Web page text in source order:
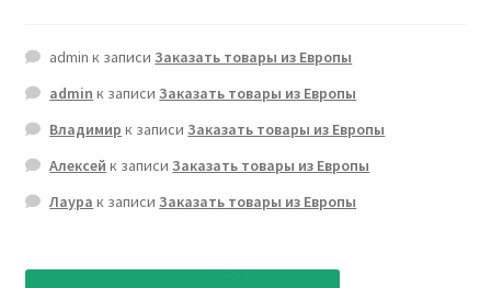
admin к записиЗаказать товары из Европы
admin к записиЗаказать товары из Европы
Владимир к записиЗаказать товары из Европы
Алексей к записиЗаказать товары из Европы
Лаура к записиЗаказать товары из Европы